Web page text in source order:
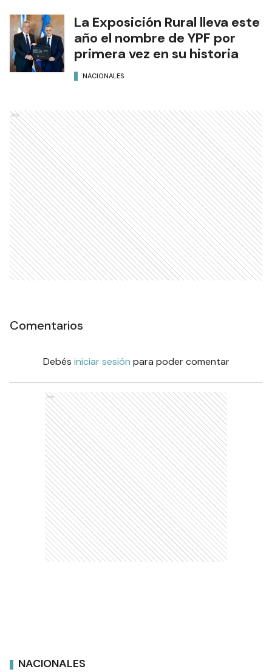
La Exposición Rural lleva este
año el nombre de YPF por
primera vez en su historia
NACIONALES
Ads
Comentarios
Debés iniciar sesión para poder comentar
Ads
NACIONALES